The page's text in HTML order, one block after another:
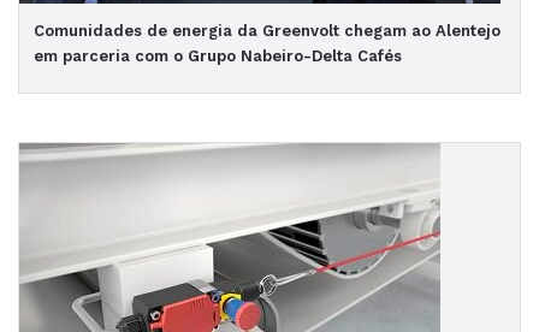
Comunidades de energia da Greenvolt chegam ao Alentejo
em parceria com o Grupo Nabeiro-Delta Cafés